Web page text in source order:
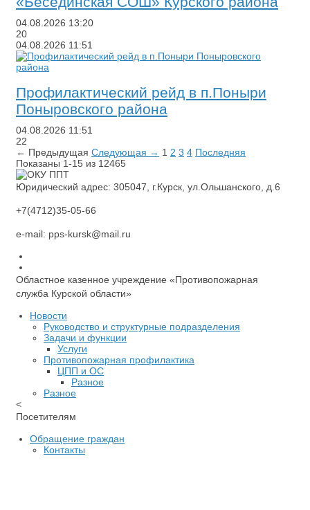
04.08.2026 13:20
20
04.08.2026 11:51
​Профилактический рейд в п.Поныри
Поныровского района
04.08.2026 11:51
22
← Предыдущая Следующая → 1 2 3 4 Последняя
Показаны 1-15 из 12465
Юридический адрес: 305047, г.Курск, ул.Ольшанского, д.6
+7(4712)35-05-66
e-mail: pps-kursk@mail.ru
Областное казенное учреждение «Противопожарная
служба Курской области»
Новости
Руководство и структурные подразделения
Задачи и функции
Услуги
Противопожарная профилактика
ЦПП и ОС
Разное
Разное
<
Посетителям
Обращение граждан
Контакты